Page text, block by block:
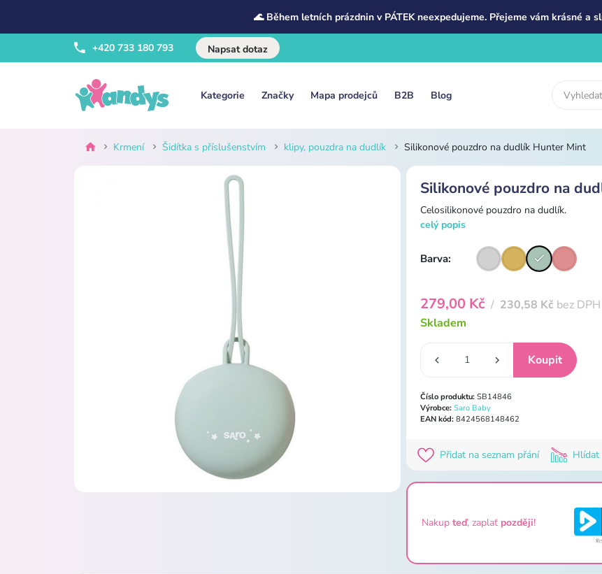
🌊 Během letních prázdnin v PÁTEK neexpedujeme. Přejeme vám krásné a
+420 733 180 793 Napsat dotaz
Kategorie Značky Mapa prodejců B2B Blog
Krmení Šidítka s příslušenstvím klipy, pouzdra na dudlík Silikonové pouzdro na dudlík Hunter Mint
Silikonové pouzdro na
Celosilikonové pouzdro na dudlík.
celý popis
Barva:
279,00 Kč / 230,58 Kč bez DPH
Skladem
Číslo produktu: SB14846
Výrobce: Saro Baby
EAN kód: 8424568148462
Přidat na seznam přání Hlídat
Nakup teď, zaplať později!